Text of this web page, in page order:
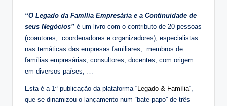
“O Legado da Família Empresária e a Continuidade de
seus Negócios” é um livro com o contributo de 20 pessoas
(coautores, coordenadores e organizadores), especialistas
nas temáticas das empresas familiares, membros de
famílias empresárias, consultores, docentes, com origem
em diversos países, …
Esta é a 1ª publicação da plataforma “ Legado & Família“,
que se dinamizou o lançamento num “bate-papo” de três